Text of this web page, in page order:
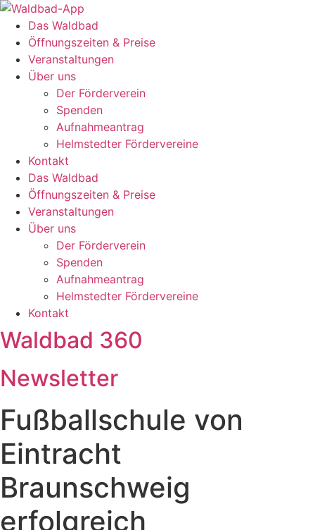
Zum
Inhalt
springen
Das Waldbad
Öffnungszeiten & Preise
Veranstaltungen
Über uns
Der Förderverein
Spenden
Aufnahmeantrag
Helmstedter Fördervereine
Kontakt
Das Waldbad
Öffnungszeiten & Preise
Veranstaltungen
Über uns
Der Förderverein
Spenden
Aufnahmeantrag
Helmstedter Fördervereine
Kontakt
Waldbad 360
Newsletter
Fußballschule von
Eintracht
Braunschweig
erfolgreich